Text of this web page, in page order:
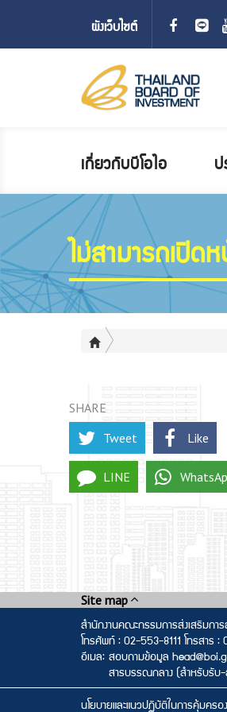
ผังเว็บไซต์
เกี่ยวกับบีโอไอ
ไม่สามารถเปิด
SHARE
Tweet
Like
LINE
Site map
สำนักงานคณะกรรมการส่งเสริมก
โทรศัพท์ : 02-553-8111 โทรสาร
อีเมล:สอบถามข้อมูล
สารบรรณกลาง (สำหรับรับ
นโยบายและแนวปฏิบัติในการคุ้มค